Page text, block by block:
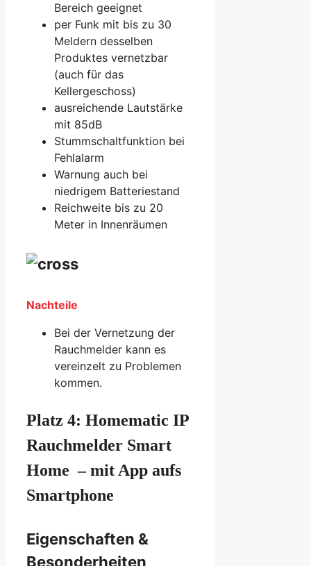
Bereich geeignet
per Funk mit bis zu 30
Meldern desselben
Produktes vernetzbar
(auch für das
Kellergeschoss)
ausreichende Lautstärke
mit 85dB
Stummschaltfunktion bei
Fehlalarm
Warnung auch bei
niedrigem Batteriestand
Reichweite bis zu 20
Meter in Innenräumen
Nachteile
Bei der Vernetzung der
Rauchmelder kann es
vereinzelt zu Problemen
kommen.
Platz 4: Homematic IP
Rauchmelder Smart
Home – mit App aufs
Smartphone
Eigenschaften &
Besonderheiten